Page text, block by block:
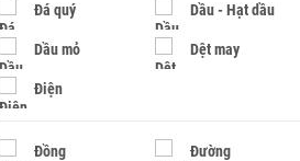
Đá quý Dầu - Hạt dầu
Dầu mỏ Dệt may
Điện
Đồng Đường